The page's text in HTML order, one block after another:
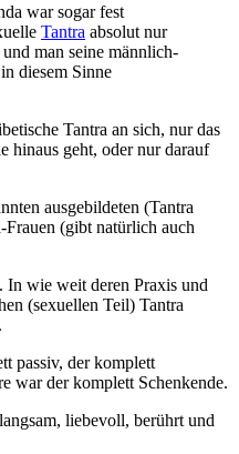
war sogar fest
Tantra absolut nur
man seine männlich-
diesem Sinne
Tantra an sich, nur das
hinaus geht, oder nur darauf
ausgebildeten (Tantra
(gibt natürlich auch
wie weit deren Praxis und
(sexuellen Teil) Tantra
passiv, der komplett
war der komplett Schenkende.
liebevoll, berührt und